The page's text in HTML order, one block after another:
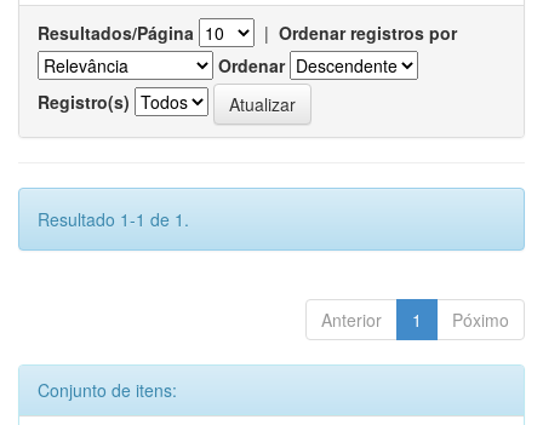
Resultados/Página | Ordenar registros por
Ordenar
Registro(s)
Resultado 1-1 de 1.
Anterior 1 Póximo
Conjunto de itens: